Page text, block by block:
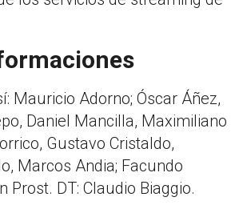
Mauricio Adorno; Óscar Áñez,
Daniel Mancilla, Maximiliano
Gustavo Cristaldo,
Marcos Andia; Facundo
Prost. DT: Claudio Biaggio.